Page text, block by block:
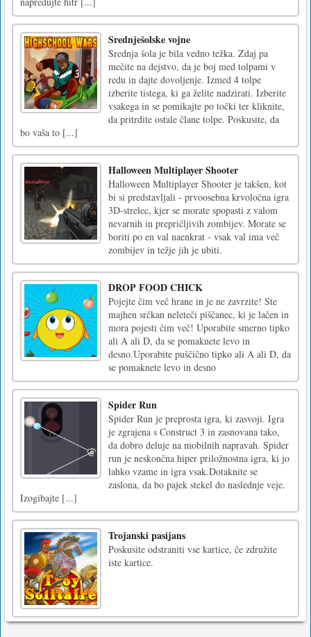
Srednješolske vojne
Srednja šola je bila vedno težka. Zdaj pa
mečite na dejstvo, da je boj med tolpami v
redu in dajte dovoljenje. Izmed 4 tolpe
izberite tistega, ki ga želite nadzirati. Izberite
vsakega in se pomikajte po točki ter kliknite,
da pritrdite ostale člane tolpe. Poskusite, da
bo vaša to [...]
Halloween Multiplayer Shooter
Halloween Multiplayer Shooter je takšen, kot
bi si predstavljali - prvoosebna krvoločna igra
3D-strelec, kjer se morate spopasti z valom
nevarnih in prepričljivih zombijev. Morate se
boriti po en val naenkrat - vsak val ima več
zombijev in težje jih je ubiti.
DROP FOOD CHICK
Pojejte čim več hrane in je ne zavrzite! Ste
majhen srčkan neleteči piščanec, ki je lačen in
mora pojesti čim več! Uporabite smerno tipko
ali A ali D, da se pomaknete levo in
desno.Uporabite puščično tipko ali A ali D, da
se pomaknete levo in desno
Spider Run
Spider Run je preprosta igra, ki zasvoji. Igra
je zgrajena s Construct 3 in zasnovana tako,
da dobro deluje na mobilnih napravah. Spider
run je neskončna hiper priložnostna igra, ki jo
lahko vzame in igra vsak.Dotaknite se
zaslona, da bo pajek stekel do naslednje veje.
Izogibajte [...]
Trojanski pasijans
Poskusite odstraniti vse kartice, če združite
iste kartice.